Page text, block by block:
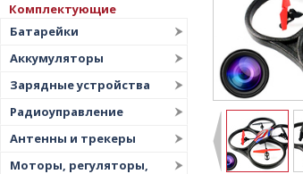
Комплектующие
Батарейки
Аккумуляторы
Зарядные устройства
Радиоуправление
Антенны и трекеры
Моторы, регуляторы,